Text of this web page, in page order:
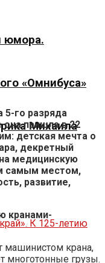
юмора.
«Омнибуса»
Михаила
5-го разряда
она пришла в 22
детская мечта о
декретный
медицинскую
самым местом,
развитие,
кранами-
машинистом крана,
многотонные грузы.